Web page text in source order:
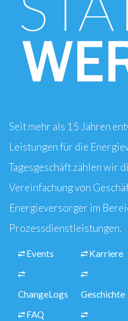
Seit mehr als 15 Jahren
Leistungen für die
Tagesgeschäft zählen wir
Vereinfachung von
Energieversorger im
Prozessdienstleistungen.
Events
ChangeLogs
FAQ
Karriere
Geschichte